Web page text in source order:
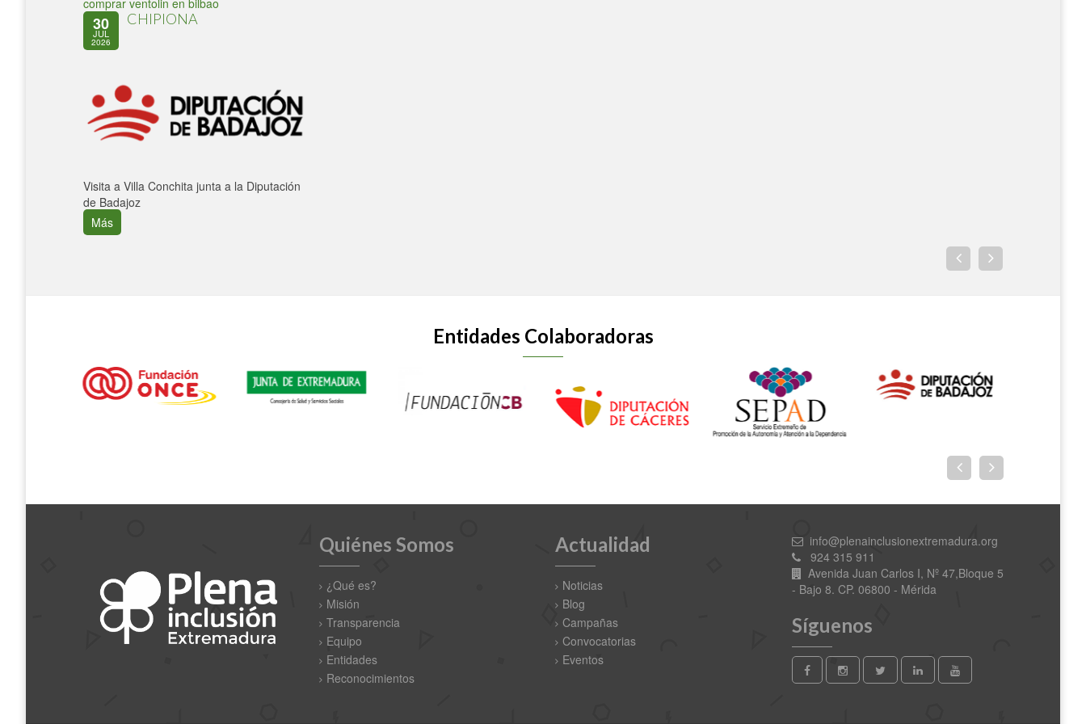
comprar ventolin en bilbao
30
JUL
2026
CHIPIONA
Visita a Villa Conchita junta a la Diputación
de Badajoz
Más
Entidades Colaboradoras
Quiénes Somos
¿Qué es?
Misión
Transparencia
Equipo
Entidades
Reconocimientos
Actualidad
Noticias
Blog
Campañas
Convocatorias
Eventos
info@plenainclusionextremadura.org
924 315 911
Avenida Juan Carlos I, Nº 47,Bloque 5
- Bajo 8. CP. 06800 - Mérida
Síguenos